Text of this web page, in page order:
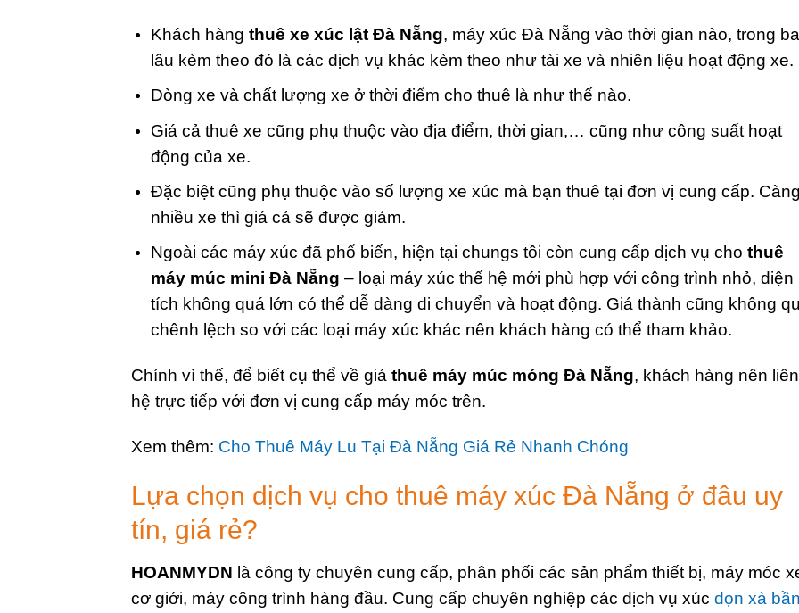
Khách hàngthuê xe xúc lật Đà Nẵng, máy xúc Đà Nẵng vào thời gian nào, trong
lâu kèm theo đó là các dịch vụ khác kèm theo như tài xe và nhiên liệu hoạt động xe.
Dòng xe và chất lượng xe ở thời điểm cho thuê là như thế nào.
Giá cả thuê xe cũng phụ thuộc vào địa điểm, thời gian,… cũng như công suất hoạt
động của xe.
Đặc biệt cũng phụ thuộc vào số lượng xe xúc mà bạn thuê tại đơn vị cung cấp. Càng
nhiều xe thì giá cả sẽ được giảm.
Ngoài các máy xúc đã phổ biến, hiện tại chungs tôi còn cung cấp dịch vụ chothuê
máy múc mini Đà Nẵng – loại máy xúc thế hệ mới phù hợp với công trình nhỏ, diện
tích không quá lớn có thể dễ dàng di chuyển và hoạt động. Giá thành cũng không
chênh lệch so với các loại máy xúc khác nên khách hàng có thể tham khảo.
Chính vì thế, để biết cụ thể về giá thuê máy múc móng Đà Nẵng, khách hàng nên liên
hệ trực tiếp với đơn vị cung cấp máy móc trên.
Xem thêm: Cho Thuê Máy Lu Tại Đà Nẵng Giá Rẻ Nhanh Chóng
Lựa chọn dịch vụ cho thuê máy xúc Đà Nẵng ở đâu uy
tín, giá rẻ?
HOANMYDN là công ty chuyên cung cấp, phân phối các sản phẩm thiết bị, máy móc
cơ giới, máy công trình hàng đầu. Cung cấp chuyên nghiệp các dịch vụ xúc dọn xà bần